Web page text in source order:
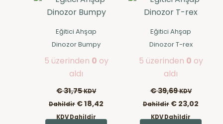
Eğitici Ahşap
Dinozor Bumpy
5 üzerinden 0 oy
aldı
€31,75KDV
Dahildir €18,42
KDV Dahildir
Eğitici Ahşap
Dinozor T-rex
5 üzerinden 0 oy
aldı
€39,69KDV
Dahildir € 23,02
KDV Dahildir